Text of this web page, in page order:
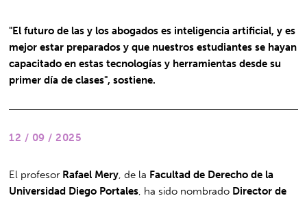
"El futuro de las y los abogados es inteligencia artificial, y es
mejor estar preparados y que nuestros estudiantes se hayan
capacitado en estas tecnologías y herramientas desde su
primer día de clases", sostiene.
12 / 09 / 2025
El profesor Rafael Mery , de la Facultad de Derecho de la
Universidad Diego Portales , ha sido nombrado Director de